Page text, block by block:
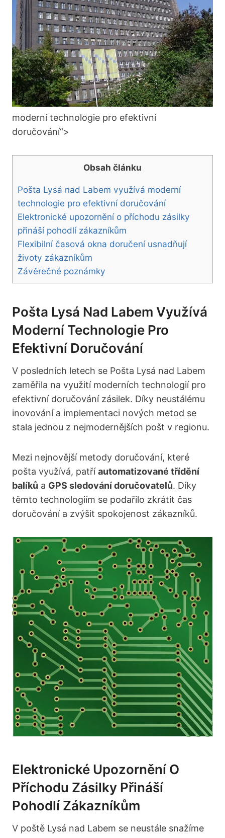
moderní technologie pro efektivní
doručování“>
Obsah článku
Pošta Lysá nad Labem využívá moderní
technologie pro efektivní doručování
Elektronické upozornění o příchodu zásilky
přináší pohodlí zákazníkům
Flexibilní časová okna doručení usnadňují
životy zákazníkům
Závěrečné poznámky
Pošta Lysá Nad Labem Využívá
Moderní Technologie Pro
Efektivní Doručování
V posledních letech se Pošta Lysá nad Labem
zaměřila na využití moderních technologií pro
efektivní doručování zásilek. Díky neustálému
inovování a implementaci nových metod se
stala jednou z nejmodernějších pošt v regionu.
Mezi nejnovější metody doručování, které
pošta využívá, patříautomatizované třídění
balíků a GPS sledování doručovatelů. Díky
těmto technologiím se podařilo zkrátit čas
doručování a zvýšit spokojenost zákazníků.
Elektronické Upozornění O
Příchodu Zásilky Přináší
Pohodlí Zákazníkům
V poště Lysá nad Labem se neustále snažíme